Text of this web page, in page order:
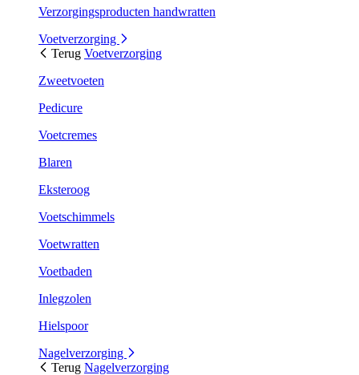
Verzorgingsproducten handwratten
Voetverzorging
Terug Voetverzorging
Zweetvoeten
Pedicure
Voetcremes
Blaren
Eksteroog
Voetschimmels
Voetwratten
Voetbaden
Inlegzolen
Hielspoor
Nagelverzorging
Terug Nagelverzorging